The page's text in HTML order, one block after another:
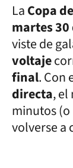
LaCopa
martes
viste de
voltaje
final. Con
directa, el
minutos
volverse a